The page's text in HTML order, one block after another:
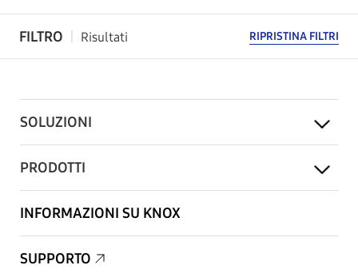
FILTRO Risultati RIPRISTINA FILTRI
SOLUZIONI
PRODOTTI
INFORMAZIONI SU KNOX
SUPPORTO